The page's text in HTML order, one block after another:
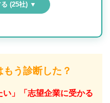
(25社) ▼
う診断した？
い」「志望企業に受かる